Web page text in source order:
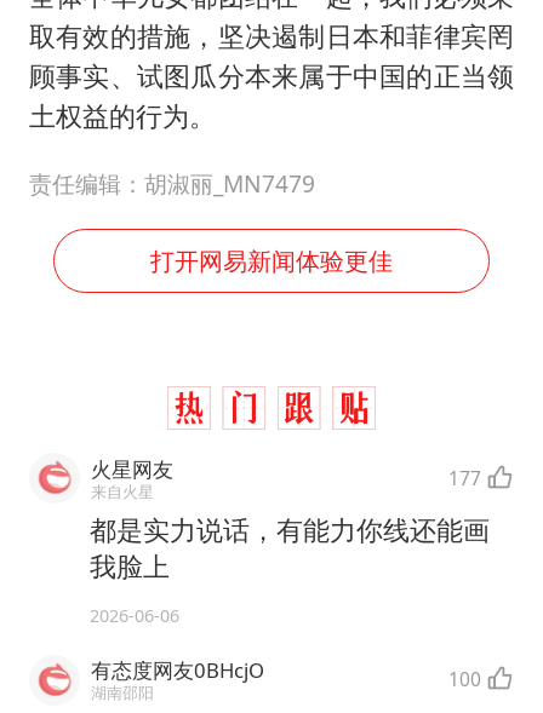
取有效的措施，坚决遏制日本和菲律宾罔
顾事实、试图瓜分本来属于中国的正当领
土权益的行为。
责任编辑：胡淑丽_MN7479
打开网易新闻体验更佳
火星网友
来自火星 177
都是实力说话，有能力你线还能画
我脸上
2026-06-06
有态度网友0BHcjO
湖南邵阳 100